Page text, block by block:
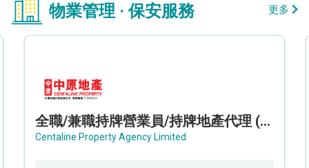
物業管理 · 保安服務 更多
全職/兼職持牌營業員/持牌地產代理 (長沙灣/將軍澳/油塘)
Centaline Property Agency Limited